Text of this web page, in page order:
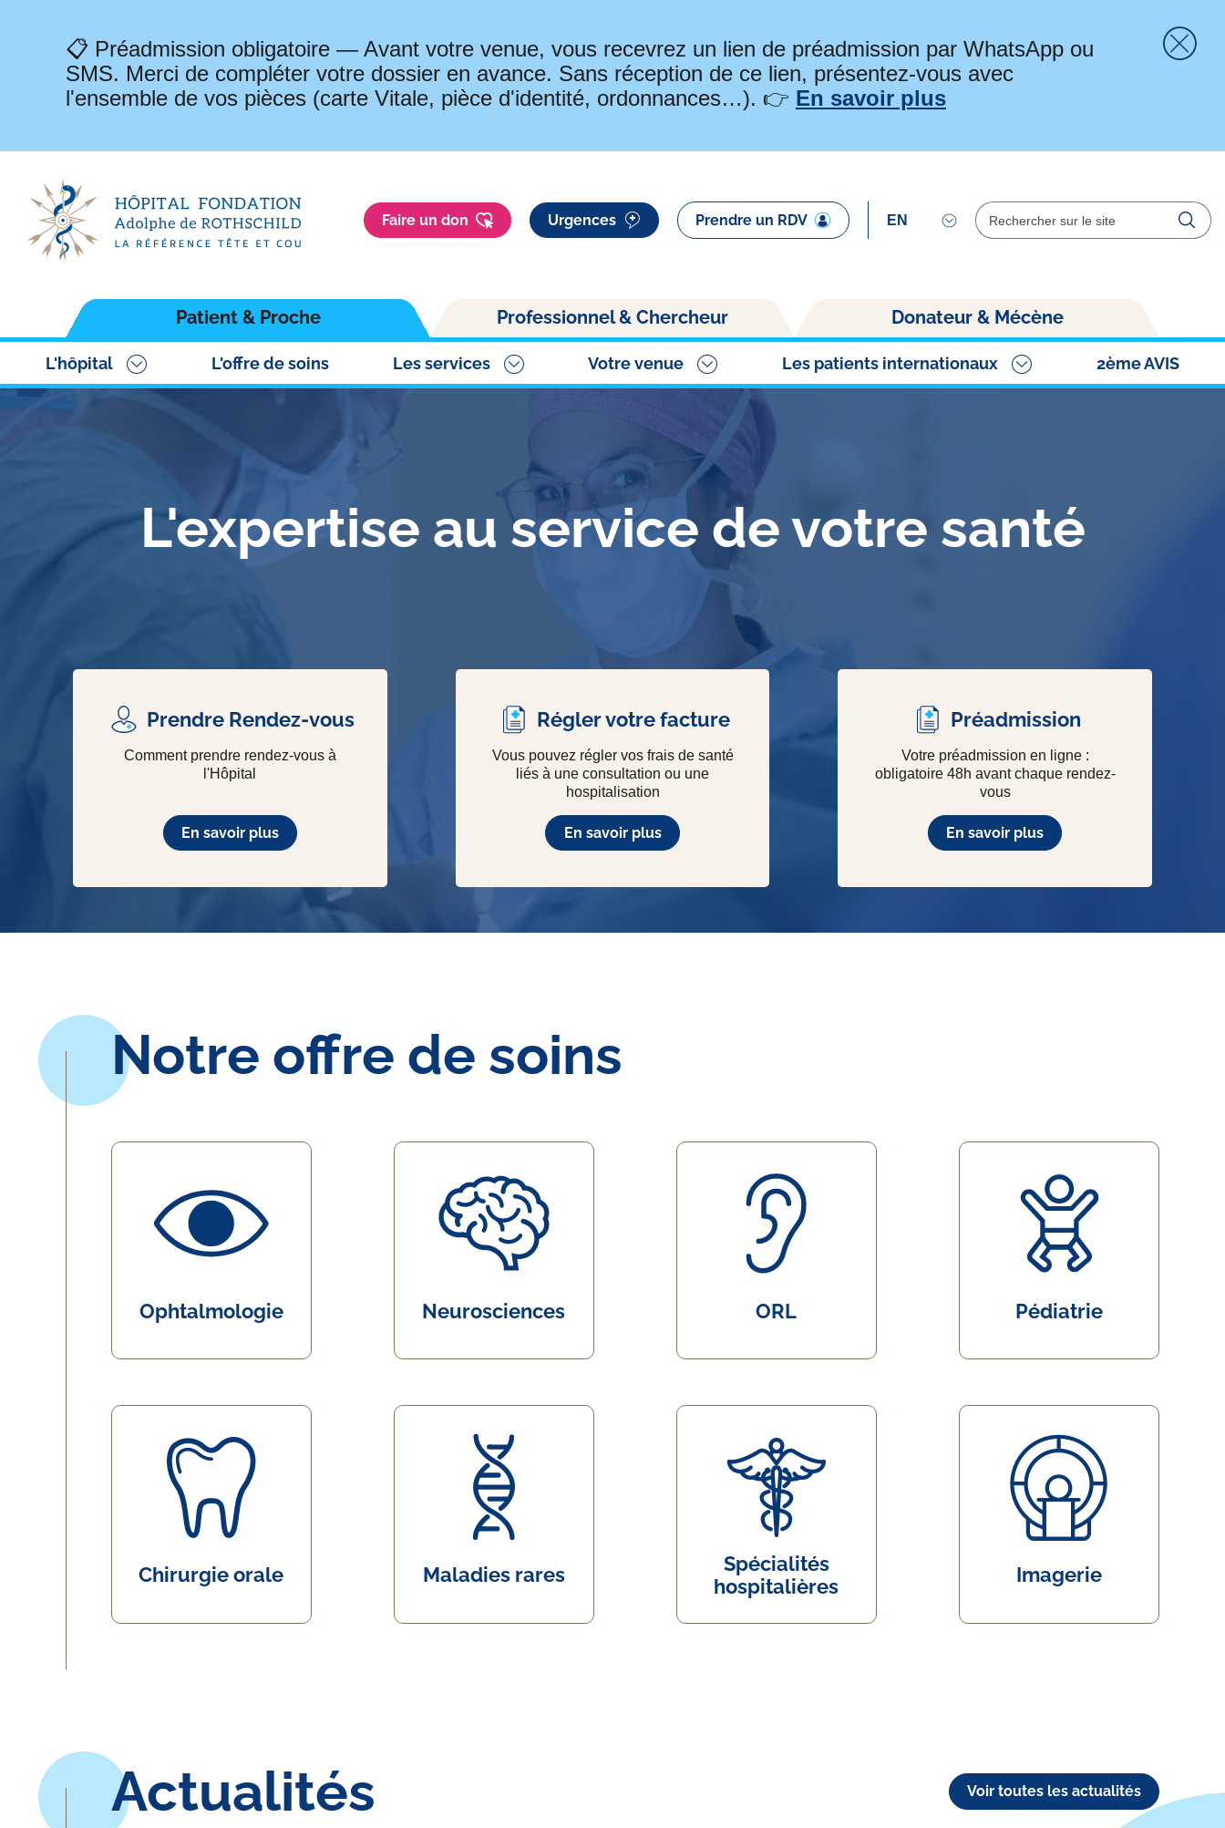
📋 Préadmission obligatoire — Avant votre venue, vous recevrez un lien de préadmission par WhatsApp ou
SMS. Merci de compléter votre dossier en avance. Sans réception de ce lien, présentez-vous avec
l'ensemble de vos pièces (carte Vitale, pièce d'identité, ordonnances…). 👉 En savoir plus
Faire un don Urgences Prendre un RDV Rechercher
Patient & Proche
L'hôpital L'offre de soins Les services Votre venue Les patients internationaux 2ème AVIS
Professionnel & Chercheur Donateur & Mécène
L'expertise au service de votre santé
Prendre Rendez-vous
Comment prendre rendez-vous à
l'Hôpital
En savoir plus
Régler votre facture
Vous pouvez régler vos frais de santé
liés à une consultation ou une
hospitalisation
En savoir plus
Préadmission
Votre préadmission en ligne :
obligatoire 48h avant chaque rendez-
vous
En savoir plus
Notre offre de soins
Ophtalmologie Neurosciences ORL Pédiatrie
Chirurgie orale Maladies rares
Spécialités
hospitalières
Imagerie
Actualités Voir toutes les actualités